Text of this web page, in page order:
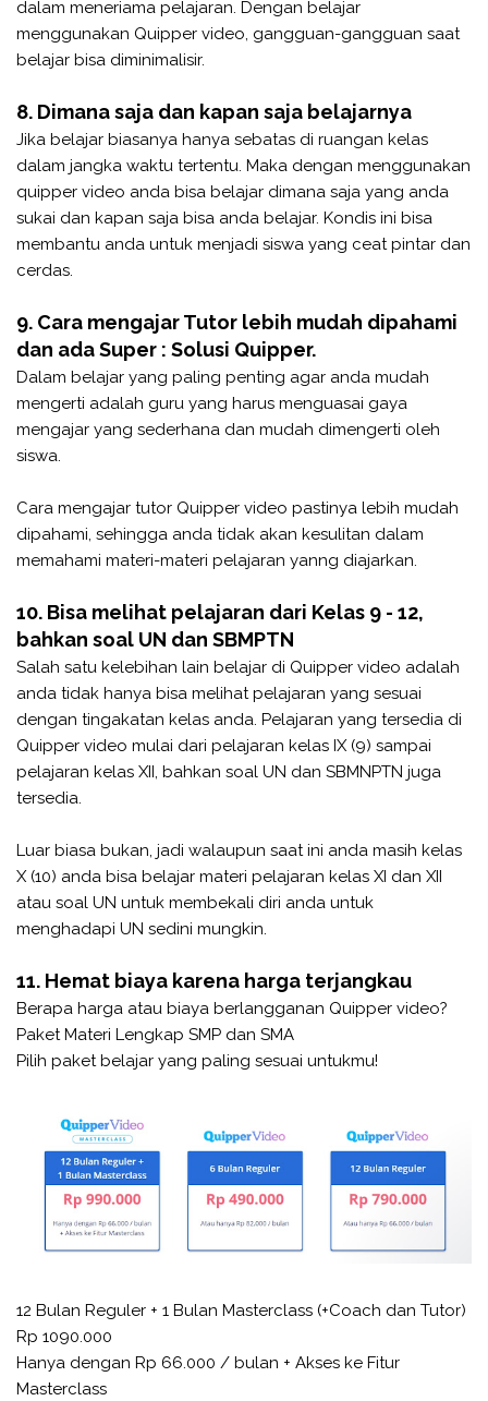
dalam meneriama pelajaran. Dengan belajar
menggunakan Quipper video, gangguan-gangguan saat
belajar bisa diminimalisir.
8. Dimana saja dan kapan saja belajarnya
Jika belajar biasanya hanya sebatas di ruangan kelas
dalam jangka waktu tertentu. Maka dengan menggunakan
quipper video anda bisa belajar dimana saja yang anda
sukai dan kapan saja bisa anda belajar. Kondis ini bisa
membantu anda untuk menjadi siswa yang ceat pintar dan
cerdas.
9. Cara mengajar Tutor lebih mudah dipahami
dan ada Super : Solusi Quipper.
Dalam belajar yang paling penting agar anda mudah
mengerti adalah guru yang harus menguasai gaya
mengajar yang sederhana dan mudah dimengerti oleh
siswa.
Cara mengajar tutor Quipper video pastinya lebih mudah
dipahami, sehingga anda tidak akan kesulitan dalam
memahami materi-materi pelajaran yanng diajarkan.
10. Bisa melihat pelajaran dari Kelas 9 - 12,
bahkan soal UN dan SBMPTN
Salah satu kelebihan lain belajar di Quipper video adalah
anda tidak hanya bisa melihat pelajaran yang sesuai
dengan tingakatan kelas anda. Pelajaran yang tersedia di
Quipper video mulai dari pelajaran kelas IX (9) sampai
pelajaran kelas XII, bahkan soal UN dan SBMNPTN juga
tersedia.
Luar biasa bukan, jadi walaupun saat ini anda masih kelas
X (10) anda bisa belajar materi pelajaran kelas XI dan XII
atau soal UN untuk membekali diri anda untuk
menghadapi UN sedini mungkin.
11. Hemat biaya karena harga terjangkau
Berapa harga atau biaya berlangganan Quipper video?
Paket Materi Lengkap SMP dan SMA
Pilih paket belajar yang paling sesuai untukmu!
12 Bulan Reguler + 1 Bulan Masterclass (+Coach dan Tutor)
Rp 1090.000
Hanya dengan Rp 66.000 / bulan + Akses ke Fitur
Masterclass